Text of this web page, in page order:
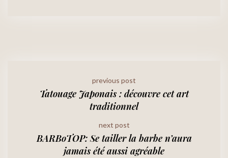
previous post
Tatouage Japonais : découvre cet art
traditionnel
next post
BARBoTOP: Se tailler la barbe n’aura
jamais été aussi agréable